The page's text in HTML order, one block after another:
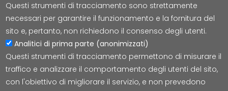
Questi strumenti di tracciamento sono strettamente
necessari per garantire il funzionamento e la fornitura del
sito e, pertanto, non richiedono il consenso degli utenti.
Analitici di prima parte (anonimizzati)
Questi strumenti di tracciamento permettono di misurare il
traffico e analizzare il comportamento degli utenti del sito,
con l'obiettivo di migliorare il servizio, e non prevedono
Lepida S.c.p.A.
Via della Liberazione 15, 40128 Bologna
segreteria@lepida.it
PEC:
segreteria@pec.lepida.it
Capitale Sociale i.v. ad oggi € 69.881.000,00
P.IVA/CF 02770891204